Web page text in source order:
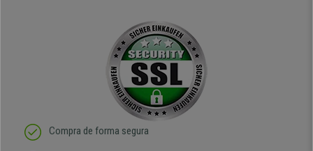
Compra de forma segura